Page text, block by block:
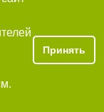
Принять